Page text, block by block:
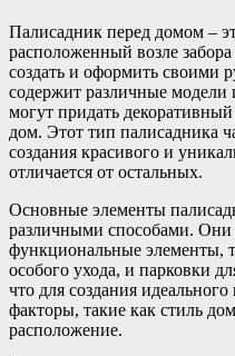
Палисадник перед домом –
расположенный возле
создать и оформить своими
содержит различные модели
могут придать
дом. Этот тип палисадника
создания красивого и
отличается от остальных.
Основные элементы
различными способами. Они
функциональные элементы,
особого ухода, и парковки
что для создания
факторы, такие как стиль
расположение.